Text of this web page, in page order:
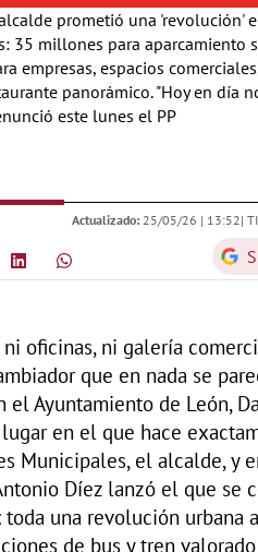
prometió una 'revolución'
35 millones para aparcamiento
empresas, espacios
panorámico. "Hoy en día
este lunes el PP
Actualizado: 25/05/26 | 13:52|
oficinas, ni galería
que en nada se
Ayuntamiento de León,
en el que hace
Municipales, el alcalde, y
Díez lanzó el que se
una revolución urbana
de bus y tren